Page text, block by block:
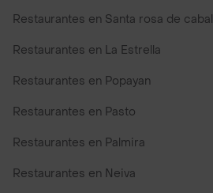
Restaurantes en Santa rosa de cabal
Restaurantes en La Estrella
Restaurantes en Popayan
Restaurantes en Pasto
Restaurantes en Palmira
Restaurantes en Neiva